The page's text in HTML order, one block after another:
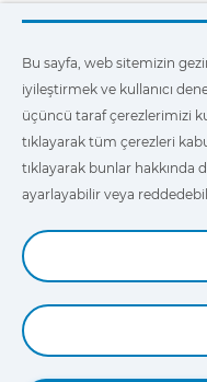
Sertifikalar
Kurumsal Sosyal
Haberler
Videolar
FAQ - Sıkça Sorulan
Bu sayfa, web
deneyimini sağlamak,
etmek için kendi ve
veya
Bu sayfa, web sitemizin
iyileştirmek ve kullanıcı
üçüncü taraf çerezlerimizi
tıklayarak tüm çerezleri
tıklayarak bunlar hakkında
ayarlayabilir veya